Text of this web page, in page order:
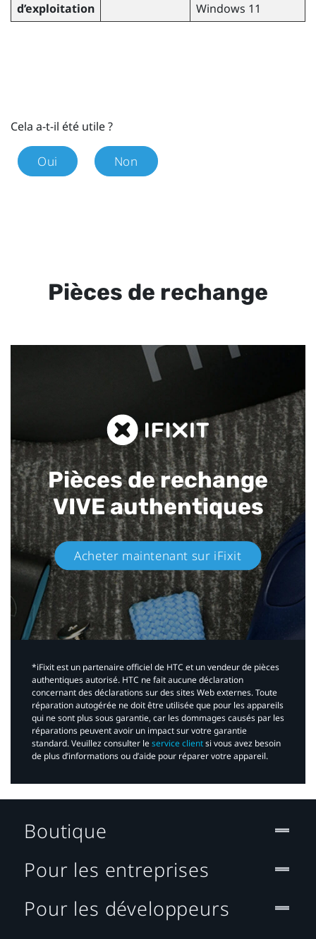
d’exploitation
Windows 11
Cela a-t-il été utile ?
Oui Non
Pièces de rechange
Pièces de rechange
VIVE authentiques​
Acheter maintenant sur iFixit​
*iFixit est un partenaire officiel de HTC et un vendeur de pièces
authentiques autorisé. HTC ne fait aucune déclaration
concernant des déclarations sur des sites Web externes. Toute
réparation autogérée ne doit être utilisée que pour les appareils
qui ne sont plus sous garantie, car les dommages causés par les
réparations peuvent avoir un impact sur votre garantie
standard. Veuillez consulter leservice clientsi vous avez besoin
de plus d’informations ou d’aide pour réparer votre appareil.​
Boutique
Pour les entreprises
Pour les développeurs